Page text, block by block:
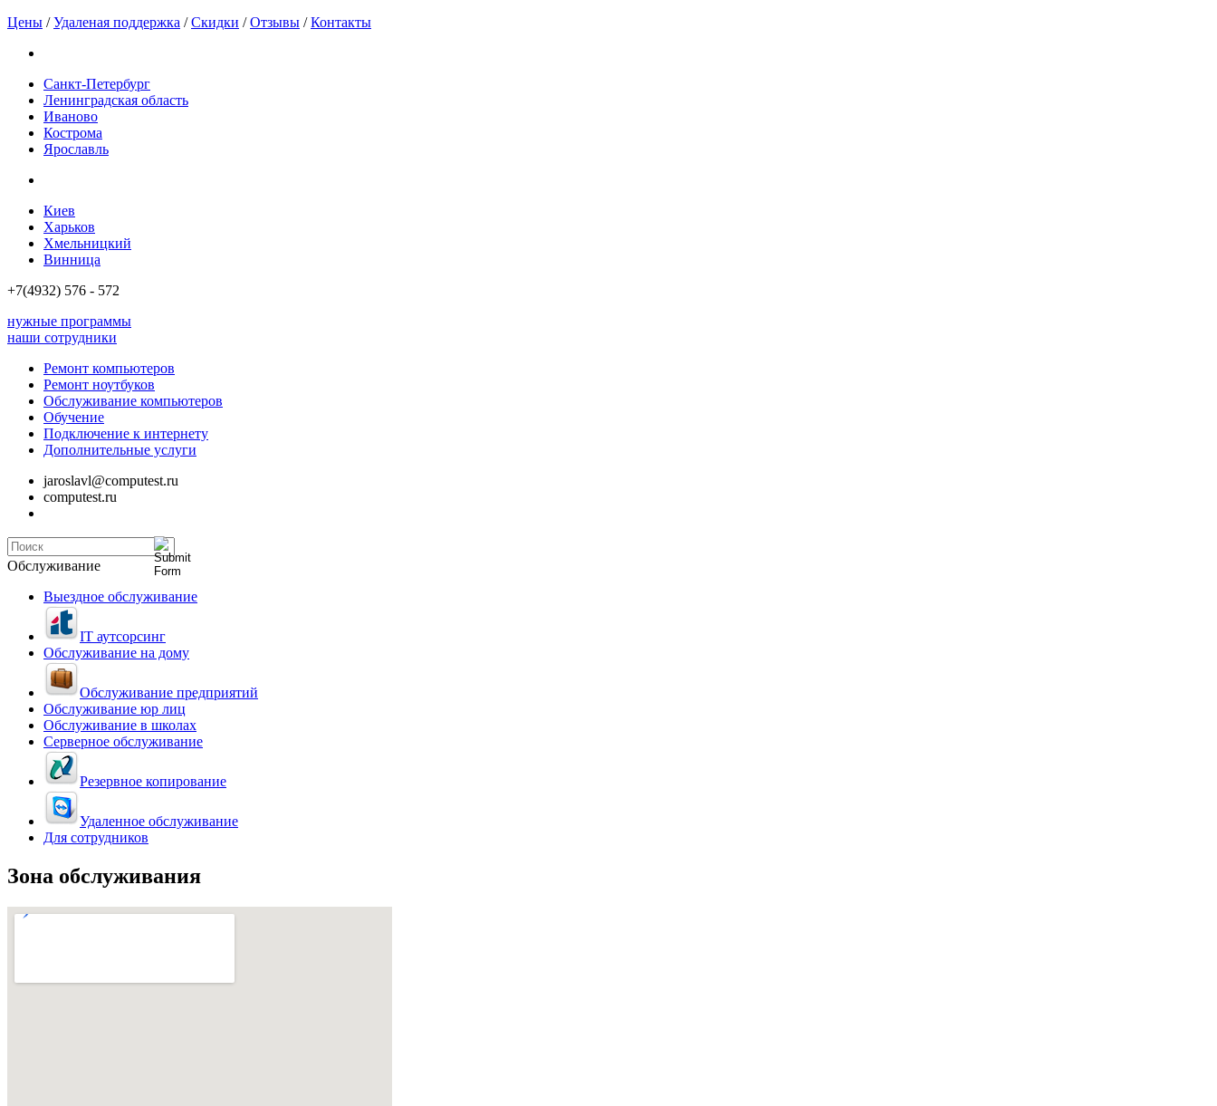
Цены /Удаленая поддержка /Скидки /Отзывы /Контакты
Санкт-Петербург
Ленинградская область
Иваново
Кострома
Ярославль
Киев
Харьков
Хмельницкий
Винница
+7(4932) 576 - 572
нужные программы
наши сотрудники
Ремонт компьютеров
Ремонт ноутбуков
Обслуживание компьютеров
Обучение
Подключение к интернету
Дополнительные услуги
jaroslavl@computest.ru
computest.ru
Обслуживание
Выездное обслуживание
IT аутсорсинг
Обслуживание на дому
Обслуживание предприятий
Обслуживание юр лиц
Обслуживание в школах
Серверное обслуживание
Резервное копирование
Удаленное обслуживание
Для сотрудников
Зона обслуживания